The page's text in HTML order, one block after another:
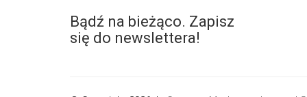
Bądź na bieżąco. Zapisz
się do newslettera!